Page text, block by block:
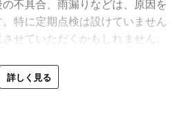
ると自然に固まる性質で、長期
。
に重点を置いています。別の事
で3部屋に雨漏りが発生している
不具合、雨漏りなどは、原因を
特に定期点検は設けていません
せていただくかもしれません。
覧になっている、雨漏り修理や
詳しく見る